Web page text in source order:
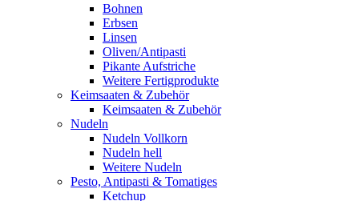
Bohnen
Erbsen
Linsen
Oliven/Antipasti
Pikante Aufstriche
Weitere Fertigprodukte
Keimsaaten & Zubehör
Keimsaaten & Zubehör
Nudeln
Nudeln Vollkorn
Nudeln hell
Weitere Nudeln
Pesto, Antipasti & Tomatiges
Ketchup